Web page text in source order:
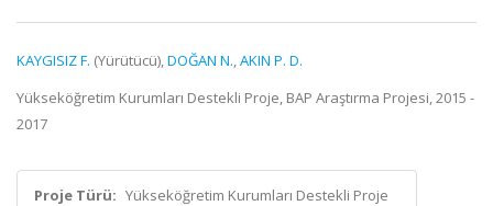
KAYGISIZ F. (Yürütücü),DOĞAN N.,AKIN P. D.
Yükseköğretim Kurumları Destekli Proje, BAP Araştırma Projesi, 2015 -
2017
Proje Türü: Yükseköğretim Kurumları Destekli Proje